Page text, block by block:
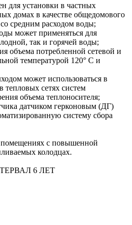
для установки в частных
домах в качестве общедомового
средним расходом воды;
может применяться для
так и горячей воды;
объема потребленной сетевой и
температурой 120° C и
может использоваться в
тепловых сетях систем
объема теплоносителя;
датчиком герконовым (ДГ)
систему сбора
с повышенной
колодцах.
6 ЛЕТ